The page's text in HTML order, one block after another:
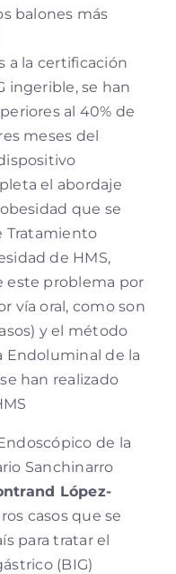
balones más
a la certificación
ingerible, se han
al 40% de
meses del
el abordaje
que se
Tratamiento
de HMS,
este problema por
vía oral, como son
y el método
Endoluminal de la
han realizado
de la
Sanchinarro
López-
casos que se
para tratar el
(BIG)